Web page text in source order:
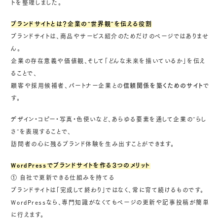
トを整理しました。
ブランドサイトとは？企業の“世界観”を伝える役割
ブランドサイトは、商品やサービス紹介のためだけのページではありませ
ん。
企業の存在意義や価値観、そして「どんな未来を描いているか」を伝え
ることで、
顧客や採用候補者、パートナー企業との信頼関係を築くためのサイトで
す。
デザイン・コピー・写真・色使いなど、あらゆる要素を通して企業の“らし
さ”を表現することで、
訪問者の心に残るブランド体験を生み出すことができます。
WordPressでブランドサイトを作る３つのメリット
① 自社で更新できる仕組みを持てる
ブランドサイトは「完成して終わり」ではなく、常に育て続けるものです。
WordPressなら、専門知識がなくてもページの更新や記事投稿が簡単
に行えます。